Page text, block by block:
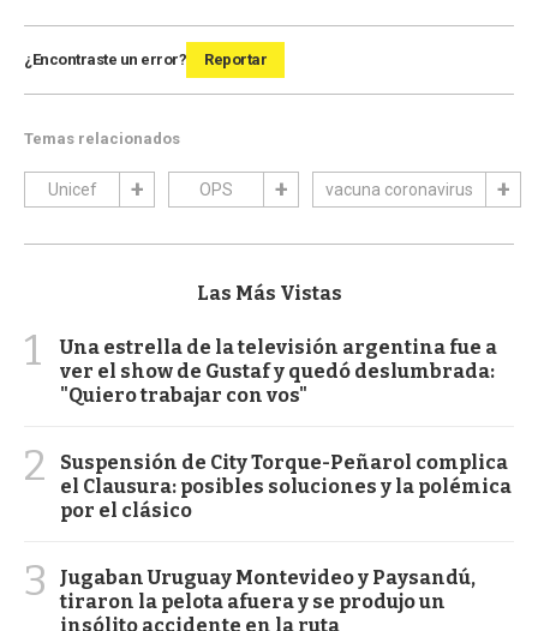
¿Encontraste un error? Reportar
Temas relacionados
Unicef OPS vacuna coronavirus
Las Más Vistas
1
Una estrella de la televisión argentina fue a
ver el show de Gustaf y quedó deslumbrada:
"Quiero trabajar con vos"
2
Suspensión de City Torque-Peñarol complica
el Clausura: posibles soluciones y la polémica
por el clásico
3
Jugaban Uruguay Montevideo y Paysandú,
tiraron la pelota afuera y se produjo un
insólito accidente en la ruta